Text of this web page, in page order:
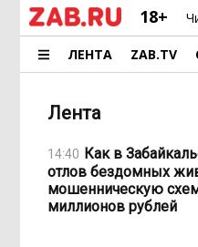
18+
ЛЕНТА ZAB.TV
Лента
14:40 Как в
отлов бездомных
мошенническую
миллионов рублей